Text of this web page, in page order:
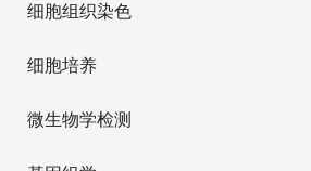
细胞组织染色
细胞培养
微生物学检测